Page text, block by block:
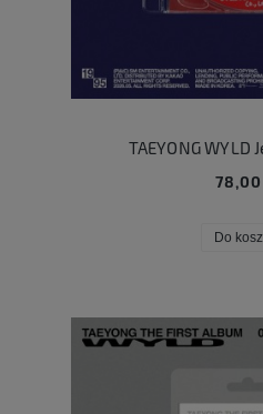
TAEYONG WYLD
78,00
Do